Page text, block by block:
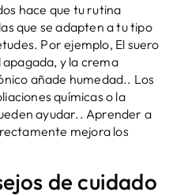
hace que tu rutina
que se adapten a tu tipo
Por ejemplo, El suero
y la crema
añade humedad.. Los
químicas o la
ayudar.. Aprender a
mejora los
de cuidado